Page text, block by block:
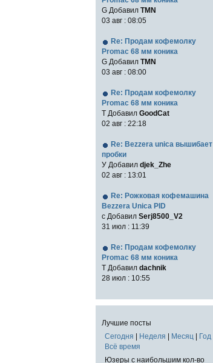
G Добавил TMN
03 авг : 08:05
Re: Продам кофемолку
Promac 68 мм коника
G Добавил TMN
03 авг : 08:00
Re: Продам кофемолку
Promac 68 мм коника
T Добавил GoodCat
02 авг : 22:18
Re: Bezzera unica вышибает
пробки
У Добавил djek_Zhe
02 авг : 13:01
Re: Рожковая кофемашина
Bezzera Unica PID
с Добавил Serj8500_V2
31 июл : 11:39
Re: Продам кофемолку
Promac 68 мм коника
T Добавил dachnik
28 июл : 10:55
Лучшие посты
Сегодня | Неделя | Месяц | Год
Всё время
Юзеры с наибольшим кол-во